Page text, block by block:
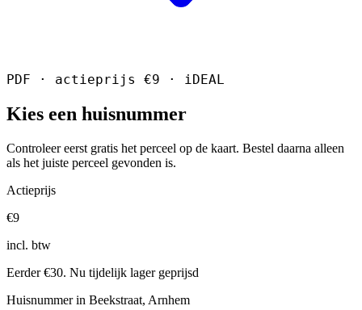
PDF · actieprijs €9 · iDEAL
Kies een huisnummer
Controleer eerst gratis het perceel op de kaart. Bestel daarna alleen
als het juiste perceel gevonden is.
Actieprijs
€9
incl. btw
Eerder €30. Nu tijdelijk lager geprijsd
Huisnummer in Beekstraat, Arnhem